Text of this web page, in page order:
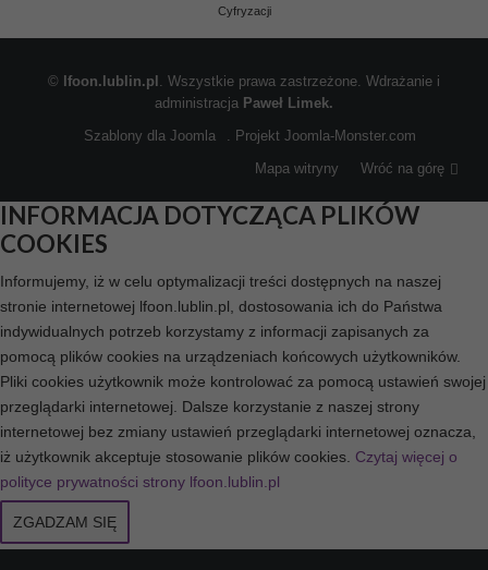
Cyfryzacji
© lfoon.lublin.pl . Wszystkie prawa zastrzeżone. Wdrażanie i
administracja Paweł Limek.
Szablony dla Joomla
. Projekt Joomla-Monster.com
Mapa witryny
Wróć na górę
INFORMACJA DOTYCZĄCA PLIKÓW
COOKIES
Informujemy, iż w celu optymalizacji treści dostępnych na naszej
stronie internetowej lfoon.lublin.pl, dostosowania ich do Państwa
indywidualnych potrzeb korzystamy z informacji zapisanych za
pomocą plików cookies na urządzeniach końcowych użytkowników.
Pliki cookies użytkownik może kontrolować za pomocą ustawień swojej
przeglądarki internetowej. Dalsze korzystanie z naszej strony
internetowej bez zmiany ustawień przeglądarki internetowej oznacza,
iż użytkownik akceptuje stosowanie plików cookies. Czytaj więcej o
polityce prywatności strony lfoon.lublin.pl
ZGADZAM SIĘ